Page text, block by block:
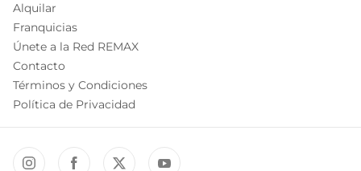
Alquilar
Franquicias
Únete a la Red REMAX
Contacto
Términos y Condiciones
Política de Privacidad